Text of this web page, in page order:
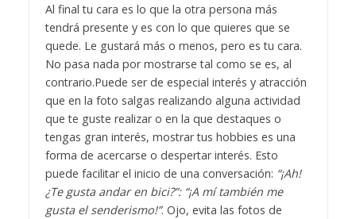
Al final tu cara es lo que la otra persona más
tendrá presente y es con lo que quieres que se
quede. Le gustará más o menos, pero es tu cara.
No pasa nada por mostrarse tal como se es, al
contrario.Puede ser de especial interés y atracción
que en la foto salgas realizando alguna actividad
que te guste realizar o en la que destaques o
tengas gran interés, mostrar tus hobbies es una
forma de acercarse o despertar interés. Esto
puede facilitar el inicio de una conversación: “¡Ah!
¿Te gusta andar en bici?”: “¡A mí también me
gusta el senderismo!”. Ojo, evita las fotos de